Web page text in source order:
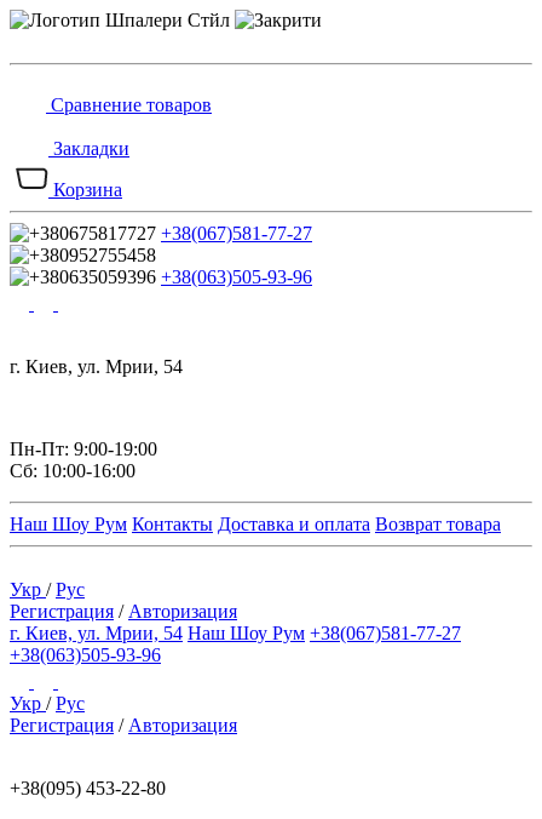
Сравнение товаров
Закладки
Корзина
+38(067)581-77-27
+38(063)505-93-96
г. Киев, ул. Мрии, 54
Пн-Пт: 9:00-19:00
Сб: 10:00-16:00
Наш Шоу Рум Контакты Доставка и оплата Возврат товара
Укр /Рус
Регистрация / Авторизация
г. Киев, ул. Мрии, 54 Наш Шоу Рум +38(067)581-77-27
+38(063)505-93-96
Укр /Рус
Регистрация / Авторизация
+38(095) 453-22-80